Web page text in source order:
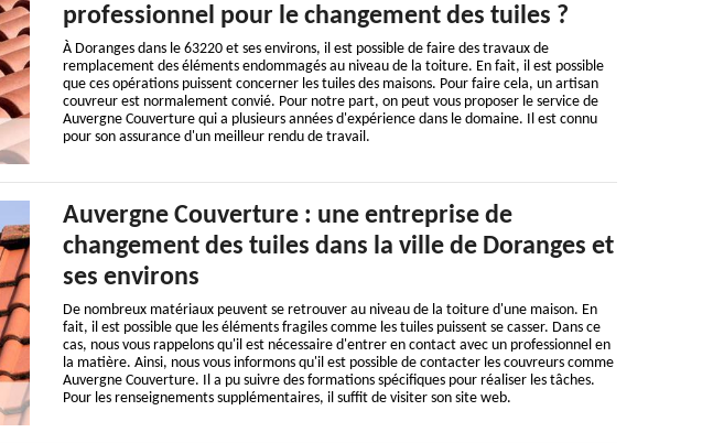
professionnel pour le changement des tuiles ?
À Doranges dans le 63220 et ses environs, il est possible de faire des travaux de
remplacement des éléments endommagés au niveau de la toiture. En fait, il est possible
que ces opérations puissent concerner les tuiles des maisons. Pour faire cela, un artisan
couvreur est normalement convié. Pour notre part, on peut vous proposer le service de
Auvergne Couverture qui a plusieurs années d'expérience dans le domaine. Il est connu
pour son assurance d'un meilleur rendu de travail.
Auvergne Couverture : une entreprise de
changement des tuiles dans la ville de Doranges et
ses environs
De nombreux matériaux peuvent se retrouver au niveau de la toiture d'une maison. En
fait, il est possible que les éléments fragiles comme les tuiles puissent se casser. Dans ce
cas, nous vous rappelons qu'il est nécessaire d'entrer en contact avec un professionnel en
la matière. Ainsi, nous vous informons qu'il est possible de contacter les couvreurs comme
Auvergne Couverture. Il a pu suivre des formations spécifiques pour réaliser les tâches.
Pour les renseignements supplémentaires, il suffit de visiter son site web.